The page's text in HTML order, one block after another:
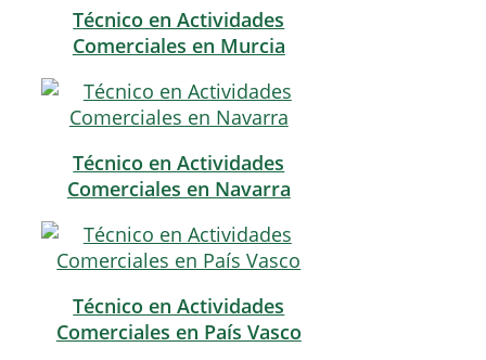
Técnico en Actividades
Comerciales en Murcia
Técnico en Actividades
Comerciales en Navarra
Técnico en Actividades
Comerciales en País Vasco